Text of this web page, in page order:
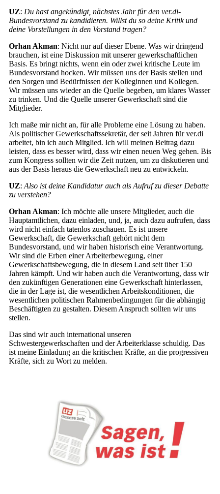
UZ: Du hast angekündigt, nächstes Jahr für den ver.di-
Bundesvorstand zu kandidieren. Willst du so deine Kritik und
deine Vorstellungen in den Vorstand tragen?
Orhan Akman: Nicht nur auf dieser Ebene. Was wir dringend
brauchen, ist eine Diskussion mit unserer gewerkschaftlichen
Basis. Es bringt nichts, wenn ein oder zwei kritische Leute im
Bundesvorstand hocken. Wir müssen uns der Basis stellen und
den Sorgen und Bedürfnissen der Kolleginnen und Kollegen.
Wir müssen uns wieder an die Quelle begeben, um klares Wasser
zu trinken. Und die Quelle unserer Gewerkschaft sind die
Mitglieder.
Ich maße mir nicht an, für alle Probleme eine Lösung zu haben.
Als politischer Gewerkschaftssekretär, der seit Jahren für ver.di
arbeitet, bin ich auch Mitglied. Ich will meinen Beitrag dazu
leisten, dass es besser wird, dass wir einen neuen Weg gehen. Bis
zum Kongress sollten wir die Zeit nutzen, um zu diskutieren und
aus der Basis heraus die Gewerkschaft neu zu entwickeln.
UZ: Also ist deine Kandidatur auch als Aufruf zu dieser Debatte
zu verstehen?
Orhan Akman: Ich möchte alle unsere Mitglieder, auch die
Hauptamtlichen, dazu einladen, und, ja, auch dazu aufrufen, dass
wird nicht einfach tatenlos zuschauen. Es ist unsere
Gewerkschaft, die Gewerkschaft gehört nicht dem
Bundesvorstand, und wir haben historisch eine Verantwortung.
Wir sind die Erben einer Arbeiterbewegung, einer
Gewerkschaftsbewegung, die in diesem Land seit über 150
Jahren kämpft. Und wir haben auch die Verantwortung, dass wir
den zukünftigen Generationen eine Gewerkschaft hinterlassen,
die in der Lage ist, die wesentlichen Arbeitskonditionen, die
wesentlichen politischen Rahmenbedingungen für die abhängig
Beschäftigten zu gestalten. Diesem Anspruch sollten wir uns
stellen.
Das sind wir auch international unseren
Schwestergewerkschaften und der Arbeiterklasse schuldig. Das
ist meine Einladung an die kritischen Kräfte, an die progressiven
Kräfte, sich zu Wort zu melden.